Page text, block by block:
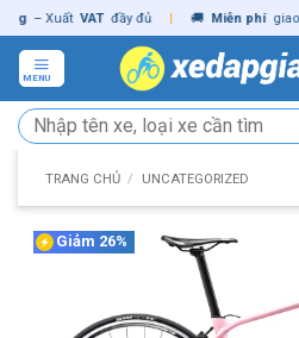
Skip
to
content
Xuất VAT đầy đủ | 🚚 Miễn phí giao
MENU
Tìm
kiếm:
TRANG CHỦ / UNCATEGORIZED
Giảm 26%